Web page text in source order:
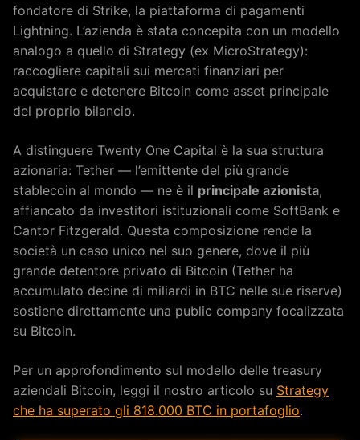
fondatore di Strike, la piattaforma di pagamenti
Lightning. L’azienda è stata concepita con un modello
analogo a quello di Strategy (ex MicroStrategy):
raccogliere capitali sui mercati finanziari per
acquistare e detenere Bitcoin come asset principale
del proprio bilancio.
A distinguere Twenty One Capital è la sua struttura
azionaria: Tether — l’emittente del più grande
stablecoin al mondo — ne è il principale azionista,
affiancato da investitori istituzionali come SoftBank e
Cantor Fitzgerald. Questa composizione rende la
società un caso unico nel suo genere, dove il più
grande detentore privato di Bitcoin (Tether ha
accumulato decine di miliardi in BTC nelle sue riserve)
sostiene direttamente una public company focalizzata
su Bitcoin.
Per un approfondimento sul modello delle treasury
aziendali Bitcoin, leggi il nostro articolo su Strategy
che ha superato gli 818.000 BTC in portafoglio.